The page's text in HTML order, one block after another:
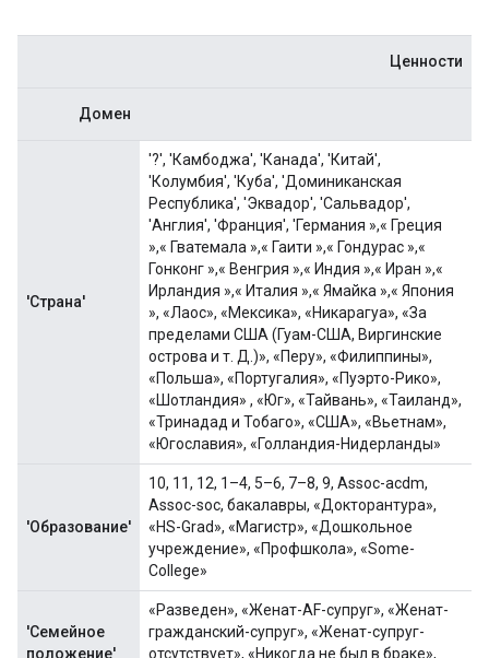
Ценности
Домен
'Страна'
'?', 'Камбоджа', 'Канада', 'Китай',
'Колумбия', 'Куба', 'Доминиканская
Республика', 'Эквадор', 'Сальвадор',
'Англия', 'Франция', 'Германия »,« Греция
»,« Гватемала »,« Гаити »,« Гондурас »,«
Гонконг »,« Венгрия »,« Индия »,« Иран »,«
Ирландия »,« Италия »,« Ямайка »,« Япония
», «Лаос», «Мексика», «Никарагуа», «За
пределами США (Гуам-США, Виргинские
острова и т. Д.)», «Перу», «Филиппины»,
«Польша», «Португалия», «Пуэрто-Рико»,
«Шотландия» , «Юг», «Тайвань», «Таиланд»,
«Тринадад и Тобаго», «США», «Вьетнам»,
«Югославия», «Голландия-Нидерланды»
'Образование'
10, 11, 12, 1–4, 5–6, 7–8, 9, Assoc-acdm,
Assoc-soc, бакалавры, «Докторантура»,
«HS-Grad», «Магистр», «Дошкольное
учреждение», «Профшкола», «Some-
College»
'Семейное
положение'
«Разведен», «Женат-AF-супруг», «Женат-
гражданский-супруг», «Женат-супруг-
отсутствует», «Никогда не был в браке»,